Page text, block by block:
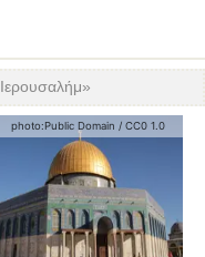
Ιερουσαλήμ»
photo:Public Domain / CC0 1.0